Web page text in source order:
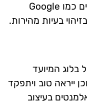
בשירותי אחסון מהירים. שימוש בכלים כמו Google
בלוג המיועד
ייראה טוב ויתפקד
בעיצוב